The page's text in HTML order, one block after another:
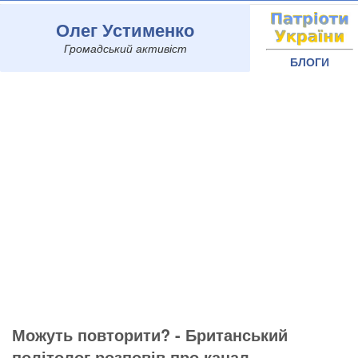
Олег Устименко
Громадський активіст
БЛОГИ
Можуть повторити? - Британський